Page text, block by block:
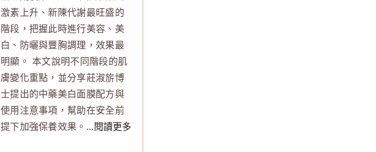
激素上升、新陳代謝最旺盛的
階段，把握此時進行美容、美
白、防曬與豐胸調理，效果最
明顯。 本文說明不同階段的肌
膚變化重點，並分享莊淑旂博
士提出的中藥美白面膜配方與
使用注意事項，幫助在安全前
提下加強保養效果。 ...閱讀更多